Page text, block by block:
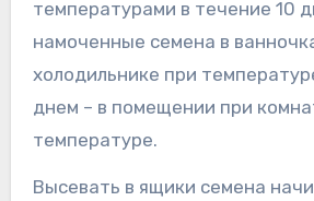
температурами в течение 10
намоченные семена в
холодильнике при
днем – в помещении при
температуре.
Высевать в ящики семена